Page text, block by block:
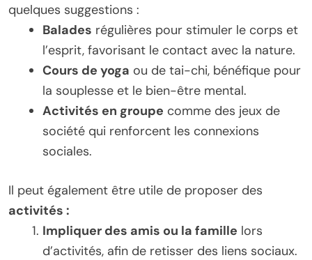
quelques suggestions :
Balades régulières pour stimuler le corps et
l’esprit, favorisant le contact avec la nature.
Cours de yoga ou de tai-chi, bénéfique pour
la souplesse et le bien-être mental.
Activités en groupe comme des jeux de
société qui renforcent les connexions
sociales.
Il peut également être utile de proposer des
activités :
Impliquer des amis ou la famille lors
d’activités, afin de retisser des liens sociaux.